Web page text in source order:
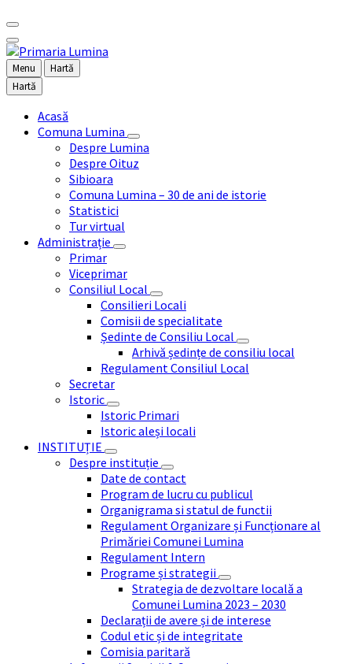
Menu
Hartă
Hartă
Acasă
Comuna Lumina
Despre Lumina
Despre Oituz
Sibioara
Comuna Lumina – 30 de ani de istorie
Statistici
Tur virtual
Administrație
Primar
Viceprimar
Consiliul Local
Consilieri Locali
Comisii de specialitate
Ședinte de Consiliu Local
Arhivă ședințe de consiliu local
Regulament Consiliul Local
Secretar
Istoric
Istoric Primari
Istoric aleși locali
INSTITUȚIE
Despre instituție
Date de contact
Program de lucru cu publicul
Organigrama si statul de functii
Regulament Organizare și Funcționare al
Primăriei Comunei Lumina
Regulament Intern
Programe și strategii
Strategia de dezvoltare locală a
Comunei Lumina 2023 – 2030
Declarații de avere și de interese
Codul etic și de integritate
Comisia paritară